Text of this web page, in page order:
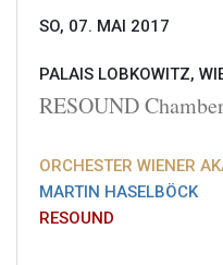
SO, 07. MAI 2017
PALAIS LOBKOWITZ,
RESOUND
ORCHESTER WIENER
MARTIN HASELBÖCK
RESOUND